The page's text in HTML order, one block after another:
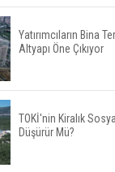
İstanbul'da 15 Bin
Kiraya Verilecek
Miras Kalan Ev ve Tarım
Başlıyor
Yatırımcıların Bina
Altyapı Öne Çıkıyor
TOKİ'nin Kiralık
Düşürür Mü?